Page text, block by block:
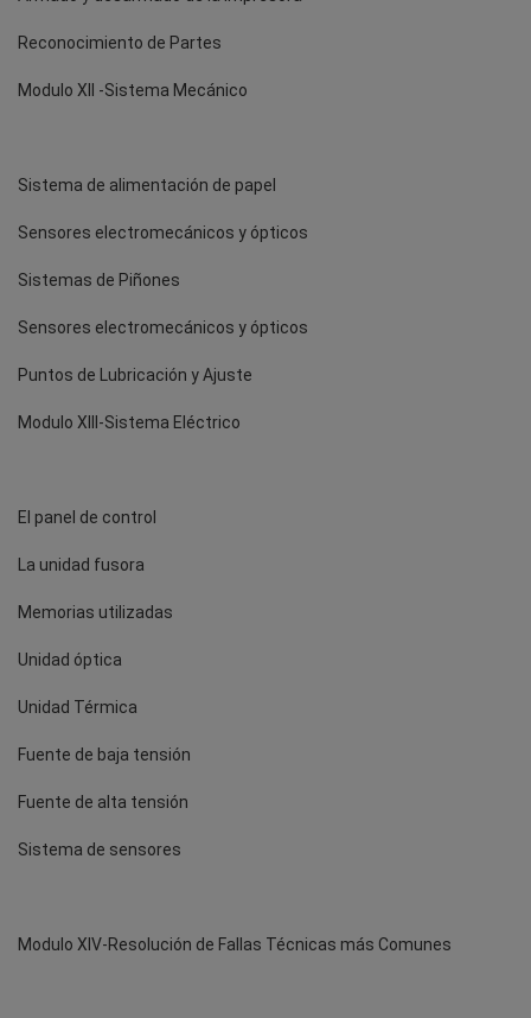
Reconocimiento de Partes
Modulo XII -Sistema Mecánico
Sistema de alimentación de papel
Sensores electromecánicos y ópticos
Sistemas de Piñones
Sensores electromecánicos y ópticos
Puntos de Lubricación y Ajuste
Modulo XIII-Sistema Eléctrico
El panel de control
La unidad fusora
Memorias utilizadas
Unidad óptica
Unidad Térmica
Fuente de baja tensión
Fuente de alta tensión
Sistema de sensores
Modulo XIV-Resolución de Fallas Técnicas más Comunes